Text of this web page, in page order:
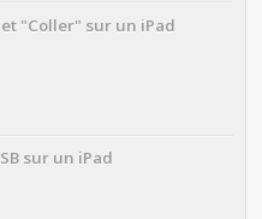
"Coller" sur un iPad
sur un iPad